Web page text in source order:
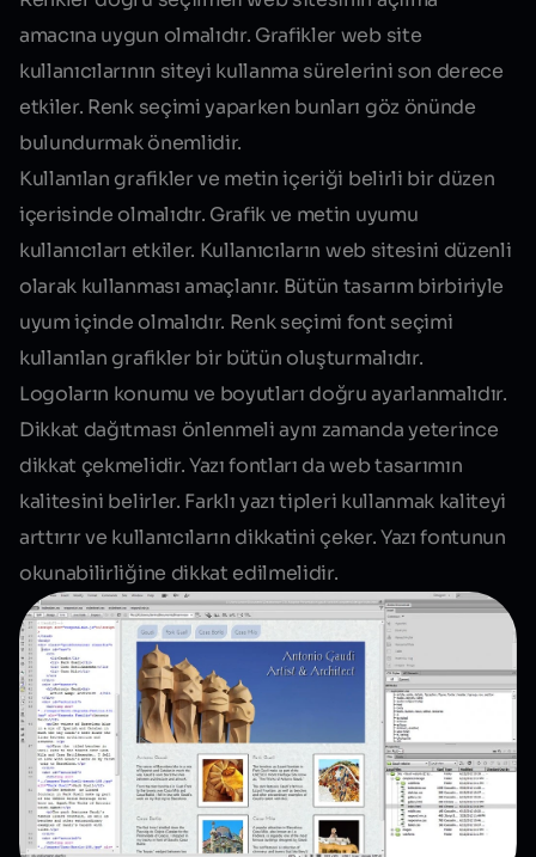
amacına uygun olmalıdır. Grafikler web site
kullanıcılarının siteyi kullanma sürelerini son derece
etkiler. Renk seçimi yaparken bunları göz önünde
bulundurmak önemlidir.
Kullanılan grafikler ve metin içeriği belirli bir düzen
içerisinde olmalıdır. Grafik ve metin uyumu
kullanıcıları etkiler. Kullanıcıların web sitesini düzenli
olarak kullanması amaçlanır. Bütün tasarım birbiriyle
uyum içinde olmalıdır. Renk seçimi font seçimi
kullanılan grafikler bir bütün oluşturmalıdır.
Logoların konumu ve boyutları doğru ayarlanmalıdır.
Dikkat dağıtması önlenmeli aynı zamanda yeterince
dikkat çekmelidir. Yazı fontları daweb tasarımın
kalitesini belirler. Farklı yazı tipleri kullanmak kaliteyi
arttırır ve kullanıcıların dikkatini çeker. Yazı fontunun
okunabilirliğine dikkat edilmelidir.